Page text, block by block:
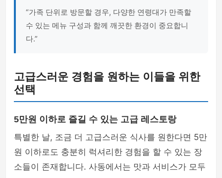
“가족 단위로 방문할 경우, 다양한 연령대가 만족할
수 있는 메뉴 구성과 함께 깨끗한 환경이 중요합니
다.”
고급스러운 경험을 원하는 이들을 위한
선택
5만원 이하로 즐길 수 있는 고급 레스토랑
특별한 날, 조금 더 고급스러운 식사를 원한다면 5만
원 이하로도 충분히 럭셔리한 경험을 할 수 있는 장
소들이 존재합니다. 사동에서는 맛과 서비스가 모두